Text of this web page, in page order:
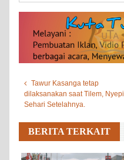
Tawur Kasanga tetap
dilaksanakan saat Tilem, Nyepi
Sehari Setelahnya.
BERITA TERKAIT